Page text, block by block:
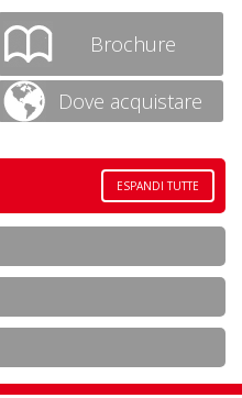
Brochure
Dove acquistare
ESPANDI TUTTE